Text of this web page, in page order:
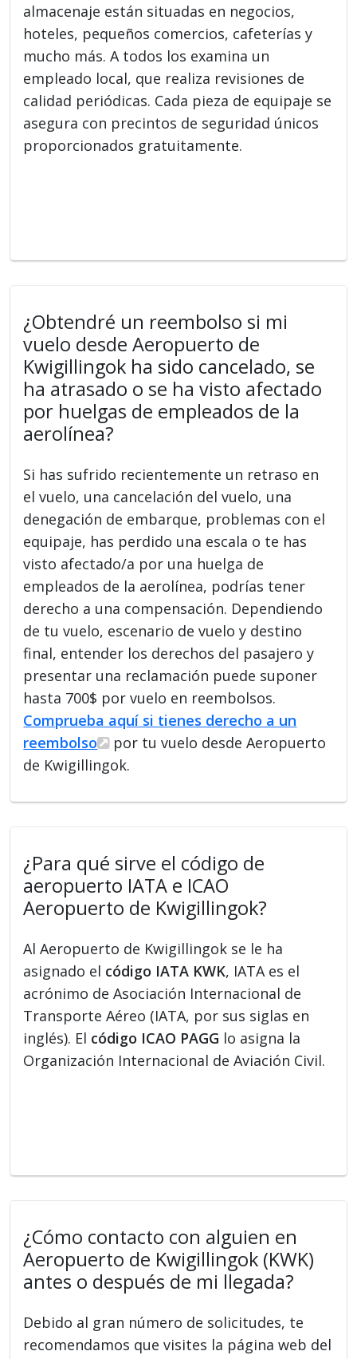
almacenaje están situadas en negocios,
hoteles, pequeños comercios, cafeterías y
mucho más. A todos los examina un
empleado local, que realiza revisiones de
calidad periódicas. Cada pieza de equipaje se
asegura con precintos de seguridad únicos
proporcionados gratuitamente.
¿Obtendré un reembolso si mi
vuelo desde Aeropuerto de
Kwigillingok ha sido cancelado, se
ha atrasado o se ha visto afectado
por huelgas de empleados de la
aerolínea?
Si has sufrido recientemente un retraso en
el vuelo, una cancelación del vuelo, una
denegación de embarque, problemas con el
equipaje, has perdido una escala o te has
visto afectado/a por una huelga de
empleados de la aerolínea, podrías tener
derecho a una compensación. Dependiendo
de tu vuelo, escenario de vuelo y destino
final, entender los derechos del pasajero y
presentar una reclamación puede suponer
hasta 700$ por vuelo en reembolsos.
Comprueba aquí si tienes derecho a un
reembolso
por tu vuelo desde Aeropuerto
de Kwigillingok.
¿Para qué sirve el código de
aeropuerto IATA e ICAO
Aeropuerto de Kwigillingok?
Al Aeropuerto de Kwigillingok se le ha
asignado el código IATA KWK, IATA es el
acrónimo de Asociación Internacional de
Transporte Aéreo (IATA, por sus siglas en
inglés). El código ICAO PAGG lo asigna la
Organización Internacional de Aviación Civil.
¿Cómo contacto con alguien en
Aeropuerto de Kwigillingok (KWK)
antes o después de mi llegada?
Debido al gran número de solicitudes, te
recomendamos que visites la página web del